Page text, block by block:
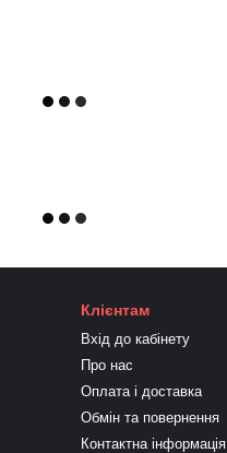
Клієнтам
Вхід до кабінету
Про нас
Оплата і доставка
Обмін та повернення
Контактна інформація